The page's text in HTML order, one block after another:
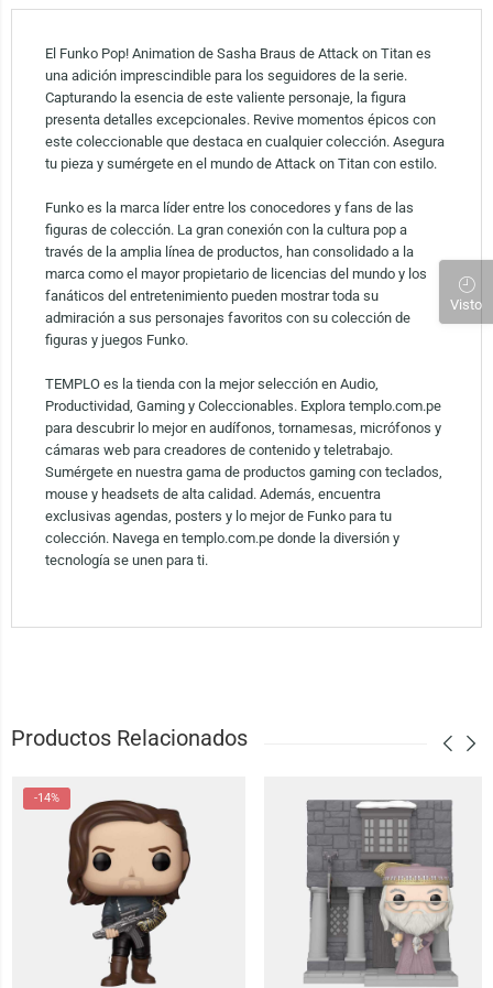
El Funko Pop! Animation de Sasha Braus de Attack on Titan es
una adición imprescindible para los seguidores de la serie.
Capturando la esencia de este valiente personaje, la figura
presenta detalles excepcionales. Revive momentos épicos con
este coleccionable que destaca en cualquier colección. Asegura
tu pieza y sumérgete en el mundo de Attack on Titan con estilo.
Funko es la marca líder entre los conocedores y fans de las
figuras de colección. La gran conexión con la cultura pop a
través de la amplia línea de productos, han consolidado a la
marca como el mayor propietario de licencias del mundo y los
fanáticos del entretenimiento pueden mostrar toda su
admiración a sus personajes favoritos con su colección de
figuras y juegos Funko.
TEMPLO es la tienda con la mejor selección en Audio,
Productividad, Gaming y Coleccionables. Explora templo.com.pe
para descubrir lo mejor en audífonos, tornamesas, micrófonos y
cámaras web para creadores de contenido y teletrabajo.
Sumérgete en nuestra gama de productos gaming con teclados,
mouse y headsets de alta calidad. Además, encuentra
exclusivas agendas, posters y lo mejor de Funko para tu
colección. Navega en templo.com.pe donde la diversión y
tecnología se unen para ti.
Productos Relacionados
-14%
Visto